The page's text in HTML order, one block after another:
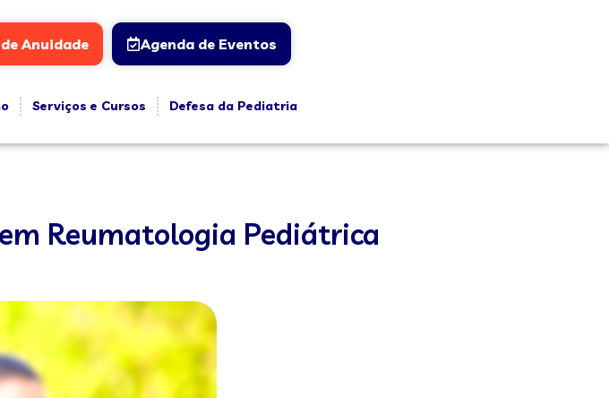
Anuidade Agenda de Eventos
Serviços e Cursos
Defesa da Pediatria
Reumatologia Pediátrica